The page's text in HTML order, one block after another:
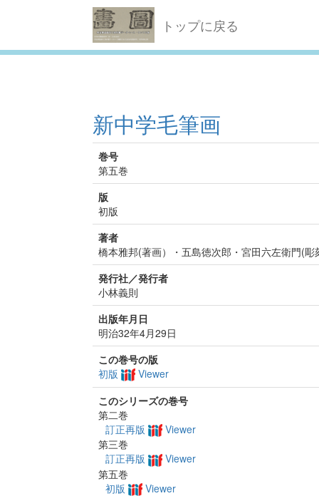
トップに戻る
新中学毛筆画
巻号
第五巻
版
初版
著者
橋本雅邦(著画）・五島徳次郎・宮田六左衛門(彫
発行社／発行者
小林義則
出版年月日
明治32年4月29日
この巻号の版
初版
Viewer
このシリーズの巻号
第二巻
訂正再版
Viewer
第三巻
訂正再版
Viewer
第五巻
初版
Viewer